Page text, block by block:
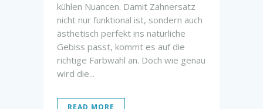
kühlen Nuancen. Damit Zahnersatz
nicht nur funktional ist, sondern auch
ästhetisch perfekt ins natürliche
Gebiss passt, kommt es auf die
richtige Farbwahl an. Doch wie genau
wird die...